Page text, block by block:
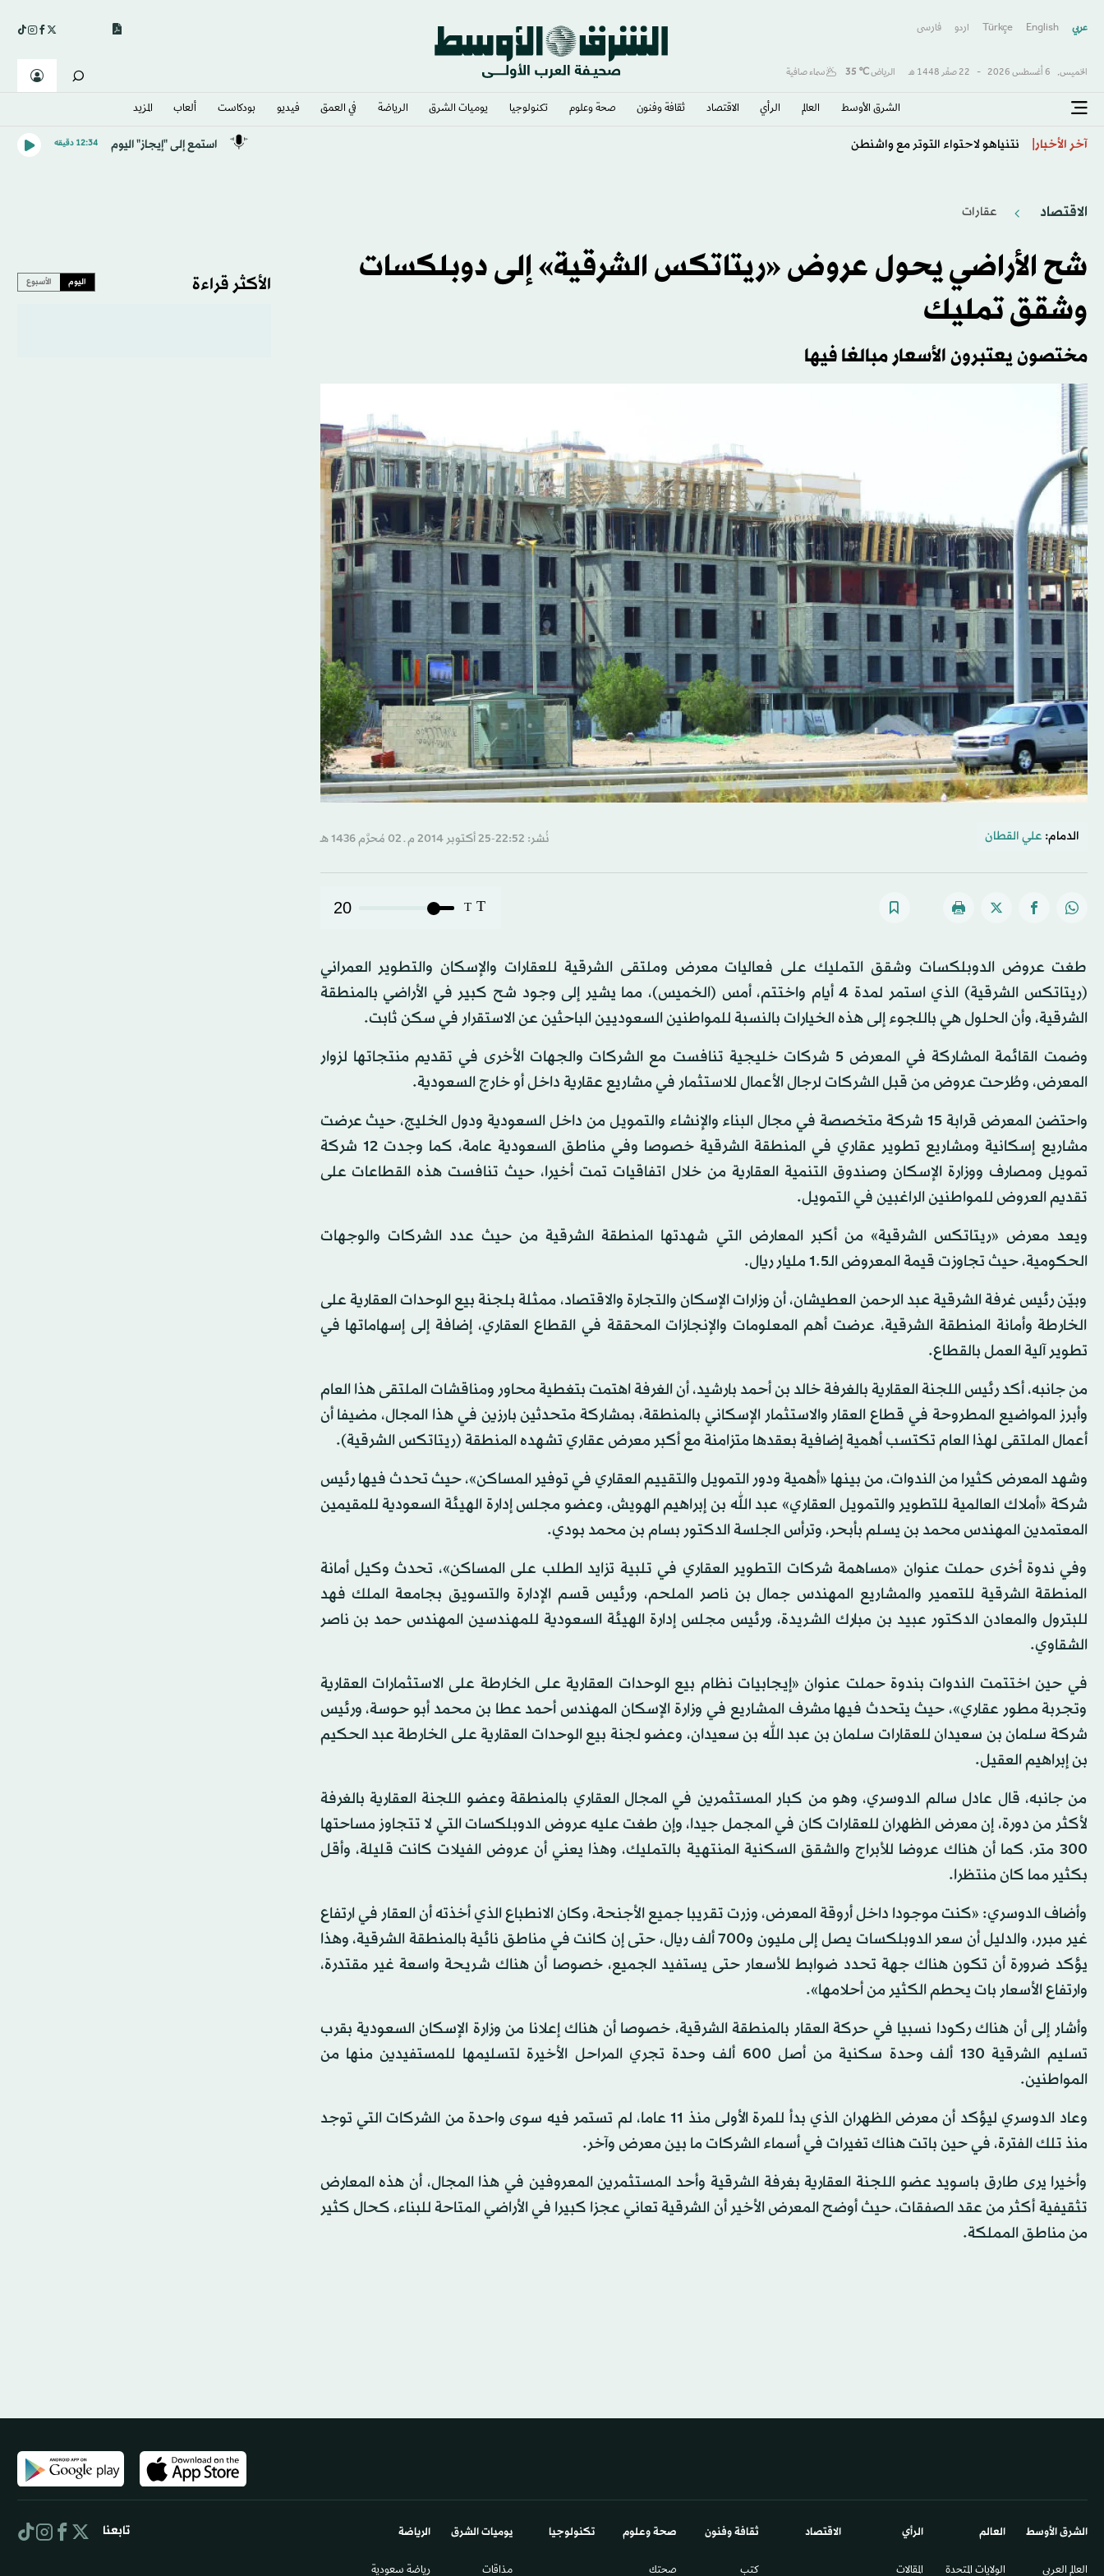
عربي English
Türkçe اردو فارسى
الخميس, 6 أغسطس 2026 - 22 صفَر 1448 هـ الرياض℃
35 سماء صافية
الشرق الأوسط​ العالم الرأي الاقتصاد ثقافة وفنون صحة وعلوم تكنولوجيا يوميات الشرق​ الرياضة في العمق فيديو بودكاست ألعاب المزيد
آخر الأخبار استمع إلى "إيجاز" اليوم 12:34 دقيقه
الاقتصاد عقارات
شح الأراضي يحول عروض «ريتاتكس الشرقية» إلى دوبلكسات
وشقق تمليك
مختصون يعتبرون الأسعار مبالغا فيها
الدمام: علي القطان نُشر: 22:52-25 أكتوبر 2014 م ـ 02 مُحرَّم 1436 هـ
T
T
20
طغت عروض الدوبلكسات وشقق التمليك على فعاليات معرض وملتقى الشرقية للعقارات والإسكان والتطوير العمراني
(ريتاتكس الشرقية) الذي استمر لمدة 4 أيام واختتم، أمس (الخميس)، مما يشير إلى وجود شح كبير في الأراضي بالمنطقة
الشرقية، وأن الحلول هي باللجوء إلى هذه الخيارات بالنسبة للمواطنين السعوديين الباحثين عن الاستقرار في سكن ثابت.
وضمت القائمة المشاركة في المعرض 5 شركات خليجية تنافست مع الشركات والجهات الأخرى في تقديم منتجاتها لزوار
المعرض، وطُرحت عروض من قبل الشركات لرجال الأعمال للاستثمار في مشاريع عقارية داخل أو خارج السعودية.
واحتضن المعرض قرابة 15 شركة متخصصة في مجال البناء والإنشاء والتمويل من داخل السعودية ودول الخليج، حيث عرضت
مشاريع إسكانية ومشاريع تطوير عقاري في المنطقة الشرقية خصوصا وفي مناطق السعودية عامة، كما وجدت 12 شركة
تمويل ومصارف ووزارة الإسكان وصندوق التنمية العقارية من خلال اتفاقيات تمت أخيرا، حيث تنافست هذه القطاعات على
تقديم العروض للمواطنين الراغبين في التمويل.
ويعد معرض «ريتاتكس الشرقية» من أكبر المعارض التي شهدتها المنطقة الشرقية من حيث عدد الشركات والوجهات
الحكومية، حيث تجاوزت قيمة المعروض الـ1.5 مليار ريال.
وبيّن رئيس غرفة الشرقية عبد الرحمن العطيشان، أن وزارات الإسكان والتجارة والاقتصاد، ممثلة بلجنة بيع الوحدات العقارية على
الخارطة وأمانة المنطقة الشرقية، عرضت أهم المعلومات والإنجازات المحققة في القطاع العقاري، إضافة إلى إسهاماتها في
تطوير آلية العمل بالقطاع.
من جانبه، أكد رئيس اللجنة العقارية بالغرفة خالد بن أحمد بارشيد، أن الغرفة اهتمت بتغطية محاور ومناقشات الملتقى هذا العام
وأبرز المواضيع المطروحة في قطاع العقار والاستثمار الإسكاني بالمنطقة، بمشاركة متحدثين بارزين في هذا المجال، مضيفا أن
أعمال الملتقى لهذا العام تكتسب أهمية إضافية بعقدها متزامنة مع أكبر معرض عقاري تشهده المنطقة (ريتاتكس الشرقية).
وشهد المعرض كثيرا من الندوات، من بينها «أهمية ودور التمويل والتقييم العقاري في توفير المساكن»، حيث تحدث فيها رئيس
شركة «أملاك العالمية للتطوير والتمويل العقاري» عبد الله بن إبراهيم الهويش، وعضو مجلس إدارة الهيئة السعودية للمقيمين
المعتمدين المهندس محمد بن يسلم بأبحر، وترأس الجلسة الدكتور بسام بن محمد بودي.
وفي ندوة أخرى حملت عنوان «مساهمة شركات التطوير العقاري في تلبية تزايد الطلب على المساكن»، تحدث وكيل أمانة
المنطقة الشرقية للتعمير والمشاريع المهندس جمال بن ناصر الملحم، ورئيس قسم الإدارة والتسويق بجامعة الملك فهد
للبترول والمعادن الدكتور عبيد بن مبارك الشريدة، ورئيس مجلس إدارة الهيئة السعودية للمهندسين المهندس حمد بن ناصر
الشقاوي.
في حين اختتمت الندوات بندوة حملت عنوان «إيجابيات نظام بيع الوحدات العقارية على الخارطة على الاستثمارات العقارية
وتجربة مطور عقاري»، حيث يتحدث فيها مشرف المشاريع في وزارة الإسكان المهندس أحمد عطا بن محمد أبو حوسة، ورئيس
شركة سلمان بن سعيدان للعقارات سلمان بن عبد الله بن سعيدان، وعضو لجنة بيع الوحدات العقارية على الخارطة عبد الحكيم
بن إبراهيم العقيل.
من جانبه، قال عادل سالم الدوسري، وهو من كبار المستثمرين في المجال العقاري بالمنطقة وعضو اللجنة العقارية بالغرفة
لأكثر من دورة، إن معرض الظهران للعقارات كان في المجمل جيدا، وإن طغت عليه عروض الدوبلكسات التي لا تتجاوز مساحتها
300 متر، كما أن هناك عروضا للأبراج والشقق السكنية المنتهية بالتمليك، وهذا يعني أن عروض الفيلات كانت قليلة، وأقل
بكثير مما كان منتظرا.
وأضاف الدوسري: «كنت موجودا داخل أروقة المعرض، وزرت تقريبا جميع الأجنحة، وكان الانطباع الذي أخذته أن العقار في ارتفاع
غير مبرر، والدليل أن سعر الدوبلكسات يصل إلى مليون و700 ألف ريال، حتى إن كانت في مناطق نائية بالمنطقة الشرقية، وهذا
يؤكد ضرورة أن تكون هناك جهة تحدد ضوابط للأسعار حتى يستفيد الجميع، خصوصا أن هناك شريحة واسعة غير مقتدرة،
وارتفاع الأسعار بات يحطم الكثير من أحلامها».
وأشار إلى أن هناك ركودا نسبيا في حركة العقار بالمنطقة الشرقية، خصوصا أن هناك إعلانا من وزارة الإسكان السعودية بقرب
تسليم الشرقية 130 ألف وحدة سكنية من أصل 600 ألف وحدة تجري المراحل الأخيرة لتسليمها للمستفيدين منها من
المواطنين.
وعاد الدوسري ليؤكد أن معرض الظهران الذي بدأ للمرة الأولى منذ 11 عاما، لم تستمر فيه سوى واحدة من الشركات التي توجد
منذ تلك الفترة، في حين باتت هناك تغيرات في أسماء الشركات ما بين معرض وآخر.
وأخيرا يرى طارق باسويد عضو اللجنة العقارية بغرفة الشرقية وأحد المستثمرين المعروفين في هذا المجال، أن هذه المعارض
تثقيفية أكثر من عقد الصفقات، حيث أوضح المعرض الأخير أن الشرقية تعاني عجزا كبيرا في الأراضي المتاحة للبناء، كحال كثير
من مناطق المملكة.
الأكثر قراءة اليوم الأسبوع
الشرق الأوسط​
العالم العربي
العالم
الولايات المتحدة
الرأي
المقالات
الاقتصاد ثقافة وفنون
كتب
صحة وعلوم
صحتك
تكنولوجيا يوميات الشرق​
مذاقات
الرياضة
رياضة سعودية
تابعنا